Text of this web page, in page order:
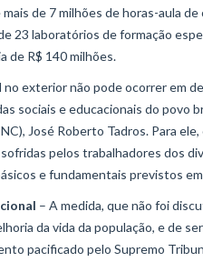
de 7 milhões de horas-aula
23 laboratórios de formação
de R$ 140 milhões.
no exterior não pode ocorrer em
sociais e educacionais do povo
José Roberto Tadros. Para
pelos trabalhadores dos
e fundamentais previstos
– A medida, que não foi
da vida da população, e de
pacificado pelo Supremo